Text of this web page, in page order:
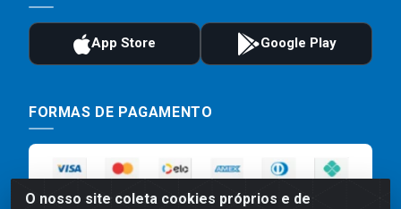
O nosso site coleta cookies próprios e de
FORMAS DE PAGAMENTO